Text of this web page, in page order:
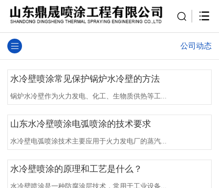
公司动态
水冷壁喷涂常见保护锅炉水冷壁的方法
锅炉水冷壁作为火力发电、化工、生物质供热等工...
山东水冷壁喷涂电弧喷涂的技术要求
水冷壁电弧喷涂技术主要应用于火力发电厂的蒸汽...
水冷壁喷涂的原理和工艺是什么？
水冷壁喷涂是一种防腐涂层技术，常用于工业设备...